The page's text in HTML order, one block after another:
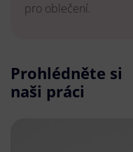
pro oblečení.
Prohlédněte si
naši práci